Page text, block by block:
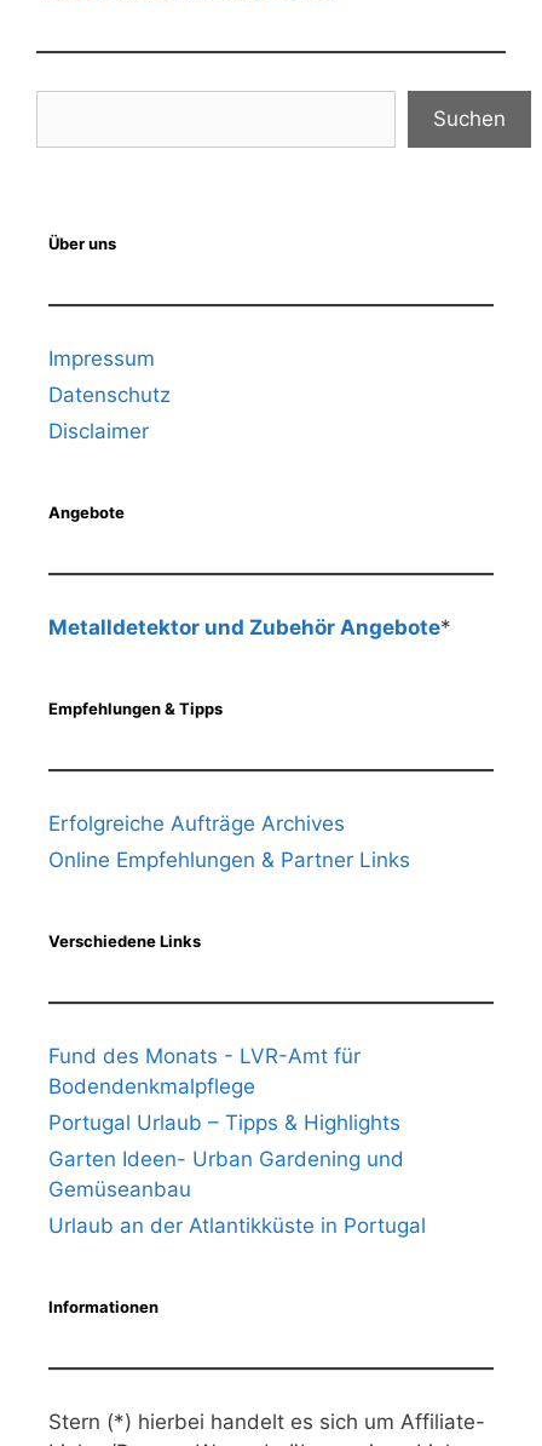
Suchen
Über uns
Impressum
Datenschutz
Disclaimer
Angebote
Metalldetektor und Zubehör Angebote*
Empfehlungen & Tipps
Erfolgreiche Aufträge Archives
Online Empfehlungen & Partner Links
Verschiedene Links
Fund des Monats - LVR-Amt für
Bodendenkmalpflege
Portugal Urlaub – Tipps & Highlights
Garten Ideen- Urban Gardening und
Gemüseanbau
Urlaub an der Atlantikküste in Portugal
Informationen
Stern (*) hierbei handelt es sich um Affiliate-